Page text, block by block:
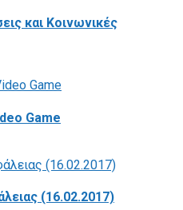
και Κοινωνικές
Game
(16.02.2017)